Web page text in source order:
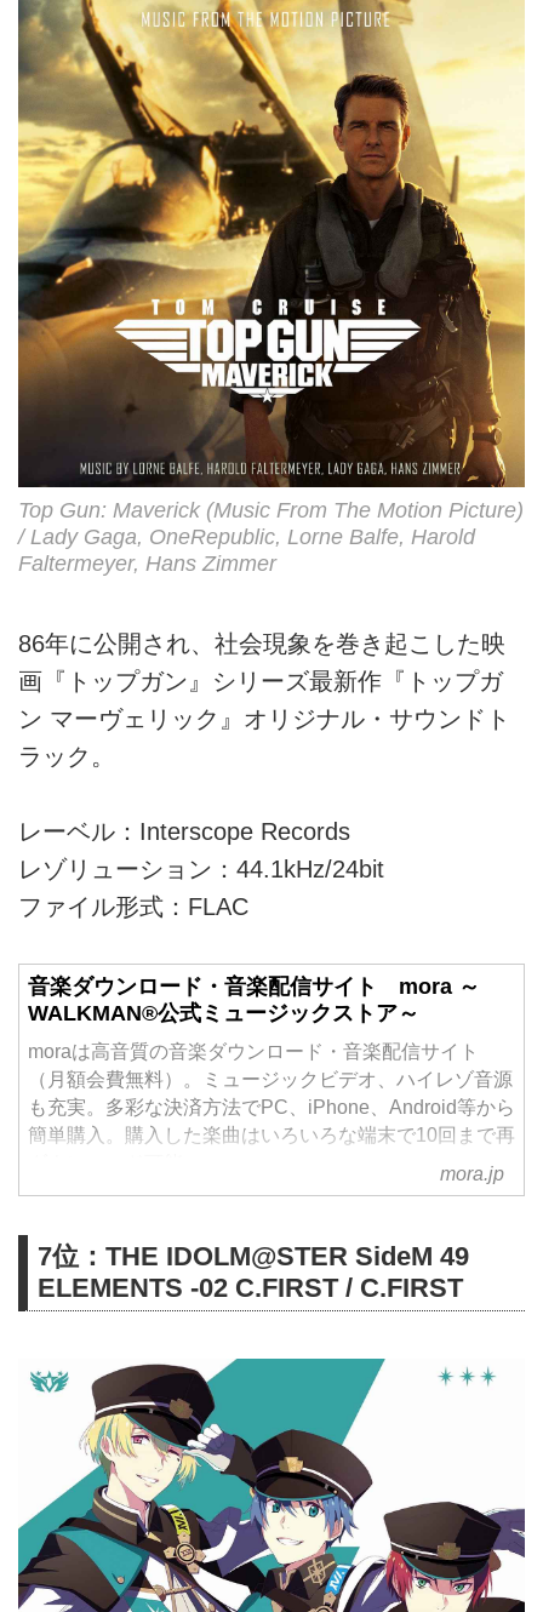
Top Gun: Maverick (Music From The Motion Picture)
/ Lady Gaga, OneRepublic, Lorne Balfe, Harold
Faltermeyer, Hans Zimmer
86年に公開され、社会現象を巻き起こした映
画『トップガン』シリーズ最新作『トップガ
ン マーヴェリック』オリジナル・サウンドト
ラック。
レーベル：Interscope Records
レゾリューション：44.1kHz/24bit
ファイル形式：FLAC
音楽ダウンロード・音楽配信サイト mora ～
WALKMAN®公式ミュージックストア～
moraは高音質の音楽ダウンロード・音楽配信サイト
（月額会費無料）。ミュージックビデオ、ハイレゾ音源
も充実。多彩な決済方法でPC、iPhone、Android等から
簡単購入。購入した楽曲はいろいろな端末で10回まで再
mora.jp
7位：THE IDOLM@STER SideM 49
ELEMENTS -02 C.FIRST / C.FIRST